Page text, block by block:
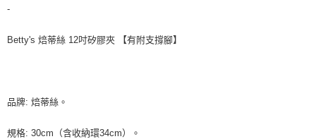
時審查核予不同之上限額度；若仍有額度不足之情形，本公司將視審查結果
每筆NT$120，滿NT$2,000(含以上)免運費
-
Betty's 焙蒂絲 12吋矽膠夾 【有附支撐腳】
品牌: 焙蒂絲。
規格: 30cm（含收納環34cm）。